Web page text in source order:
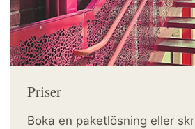
Priser
Boka en paketlösning eller